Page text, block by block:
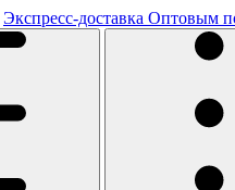
Экспресс-доставка Оптовым